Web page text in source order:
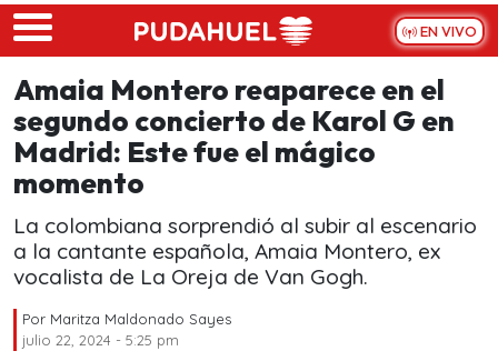
Skip to main content
EN VIVO
Amaia Montero reaparece en el
segundo concierto de Karol G en
Madrid: Este fue el mágico
momento
La colombiana sorprendió al subir al escenario
a la cantante española, Amaia Montero, ex
vocalista de La Oreja de Van Gogh.
Por Maritza Maldonado Sayes
julio 22, 2024 - 5:25 pm